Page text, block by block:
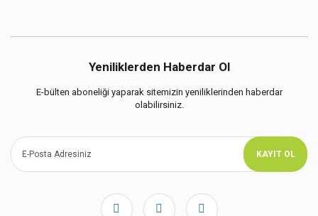
Yeniliklerden Haberdar Ol
E-bülten aboneliği yaparak sitemizin yeniliklerinden haberdar
olabilirsiniz.
KAYIT OL